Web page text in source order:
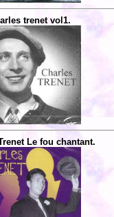
trenet vol1.
Le fou chantant.